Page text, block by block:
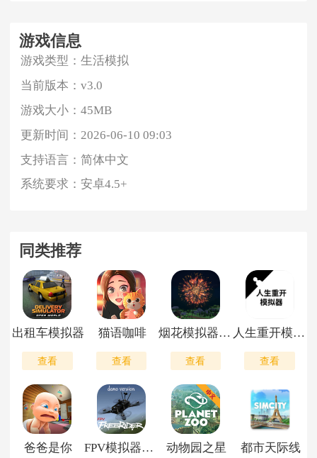
游戏信息
游戏类型：生活模拟
当前版本：v3.0
游戏大小：45MB
更新时间：2026-06-10 09:03
支持语言：简体中文
系统要求：安卓4.5+
同类推荐
出租车模拟器
查看
猫语咖啡
查看
烟花模拟器鲤鱼同款
查看
人生重开模拟器开挂版
查看
爸爸是你 FPV模拟器中文版 动物园之星 都市天际线